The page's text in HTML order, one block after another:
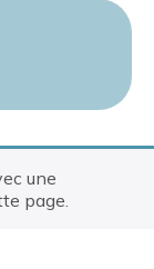
une
page.